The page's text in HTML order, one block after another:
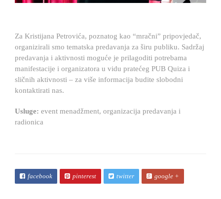
Za Kristijana Petrovića, poznatog kao “mračni” pripovjedač,
organizirali smo tematska predavanja za širu publiku. Sadržaj
predavanja i aktivnosti moguće je prilagoditi potrebama
manifestacije i organizatora u vidu pratećeg PUB Quiza i
sličnih aktivnosti – za više informacija budite slobodni
kontaktirati nas.
Usluge: event menadžment, organizacija predavanja i
radionica
facebook pinterest twitter google +